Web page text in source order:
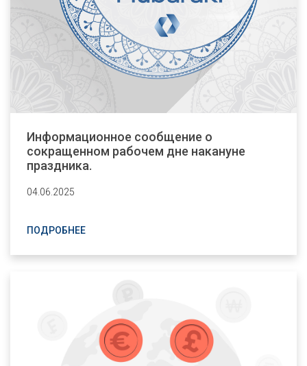
Информационное сообщение о
сокращенном рабочем дне накануне
праздника.
04.06.2025
ПОДРОБНЕЕ